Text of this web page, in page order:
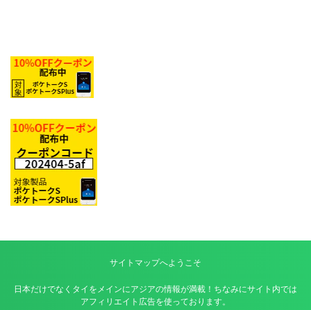
サイトマップへようこそ
日本だけでなくタイをメインにアジアの情報が満載！ちなみにサイト内では
アフィリエイト広告を使っております。